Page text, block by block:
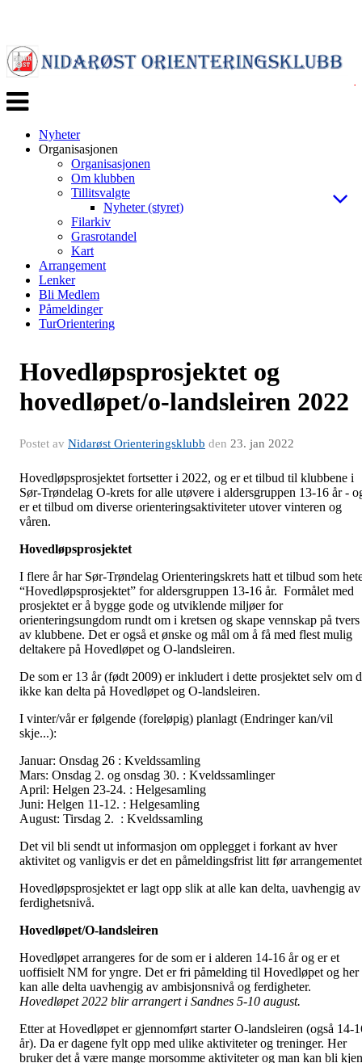
Veksle
navigasjon
Nyheter
Organisasjonen
Organisasjonen
Om klubben
Tillitsvalgte
Nyheter (styret)
Filarkiv
Grasrotandel
Kart
Arrangement
Lenker
Bli Medlem
Påmeldinger
TurOrientering
Hovedløpsprosjektet og
hovedløpet/o-landsleiren 2022
Postet av Nidarøst Orienteringsklubb den 23. jan 2022
Hovedløpsprosjektet fortsetter i 2022, og er et tilbud til klubbene i
Sør-Trøndelag O-krets for alle utøvere i aldersgruppen 13-16 år -
er et tilbud om diverse orienteringsaktiviteter utover vinteren og
våren.
Hovedløpsprosjektet
I flere år har Sør-Trøndelag Orienteringskrets hatt et tilbud som
“Hovedløpsprosjektet” for aldersgruppen 13-16 år. Formålet med
prosjektet er å bygge gode og utviklende miljøer for
orienteringsungdom rundt om i kretsen og skape vennskap på tvers
av klubbene. Det er også et ønske og mål om å få med flest mulig
deltakere på Hovedløpet og O-landsleiren.
De som er 13 år (født 2009) er inkludert i dette prosjektet selv om
ikke kan delta på Hovedløpet og O-landsleiren.
I vinter/vår er følgende (foreløpig) planlagt (Endringer kan/vil
skje...):
Januar: Onsdag 26 : Kveldssamling
Mars: Onsdag 2. og onsdag 30. : Kveldssamlinger
April: Helgen 23-24. : Helgesamling
Juni: Helgen 11-12. : Helgesamling
August: Tirsdag 2. : Kveldssamling
Det vil bli sendt ut informasjon om opplegget i forkant av hver
aktivitet og vanligvis er det en påmeldingsfrist litt før
Hovedløpsprosjektet er lagt opp slik at alle kan delta, uavhengig av
ferdighetsnivå.
Hovedløpet/O-landsleiren
Hovedløpet arrangeres for de som er i alderen 14-16 år og er et
uoffisielt NM for yngre. Det er fri påmelding til Hovedløpet og her
kan alle delta uavhengig av ambisjonsnivå og ferdigheter.
Hovedløpet 2022 blir arrangert i Sandnes 5-10 august.
Etter at Hovedløpet er gjennomført starter O-landsleiren (også 14-
år). Da er dagene fylt opp med ulike aktiviteter og treninger. Her
bruker det å være mange morsomme aktiviteter og man kan bli